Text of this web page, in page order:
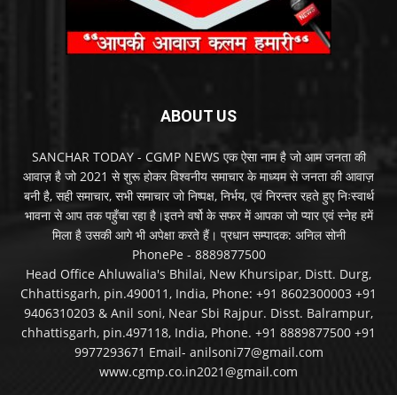
ABOUT US
SANCHAR TODAY - CGMP NEWS एक ऐसा नाम है जो आम जनता की
आवाज़ है जो 2021 से शुरू होकर विश्वनीय समाचार के माध्यम से जनता की आवाज़
बनी है, सही समाचार, सभी समाचार जो निष्पक्ष, निर्भय, एवं निरन्तर रहते हुए निःस्वार्थ
भावना से आप तक पहुँचा रहा है।इतने वर्षो के सफर में आपका जो प्यार एवं स्नेह हमें
मिला है उसकी आगे भी अपेक्षा करते हैं। प्रधान सम्पादक: अनिल सोनी
PhonePe - 8889877500
Head Office Ahluwalia's Bhilai, New Khursipar, Distt. Durg,
Chhattisgarh, pin.490011, India, Phone: +91 8602300003 +91
9406310203 & Anil soni, Near Sbi Rajpur. Disst. Balrampur,
chhattisgarh, pin.497118, India, Phone. +91 8889877500 +91
9977293671 Email- anilsoni77@gmail.com
www.cgmp.co.in2021@gmail.com